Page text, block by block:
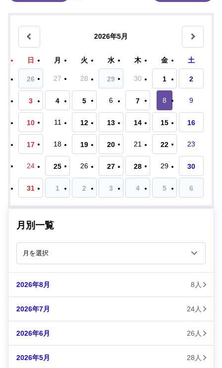
2026年5月
日 月 火 水 木 金 土
26 27 28 29 30 1 2
3 4 5 6 7 8 9
10 11 12 13 14 15 16
17 18 19 20 21 22 23
24 25 26 27 28 29 30
31 1 2 3 4 5 6
月別一覧
2026年8月 8人
2026年7月 24人
2026年6月 26人
2026年5月 28人